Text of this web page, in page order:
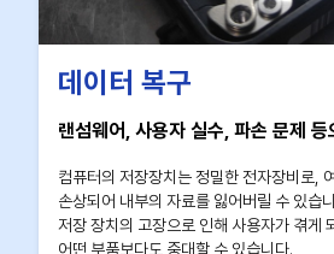
데이터 복구
랜섬웨어, 사용자 실수, 파손 문제 등
컴퓨터의 저장장치는 정밀한 전자장비로,
손상되어 내부의 자료를 잃어버릴 수 있습
저장 장치의 고장으로 인해 사용자가 겪게
어떤 부품보다도 중대할 수 있습니다.